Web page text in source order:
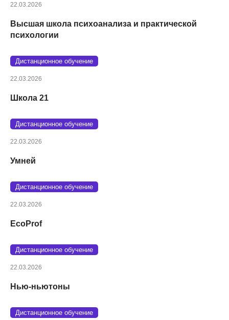
22.03.2026
Высшая школа психоанализа и практической
психологии
Дистанционное обучение
22.03.2026
Школа 21
Дистанционное обучение
22.03.2026
Умней
Дистанционное обучение
22.03.2026
EcoProf
Дистанционное обучение
22.03.2026
Нью-ньютоны
Дистанционное обучение